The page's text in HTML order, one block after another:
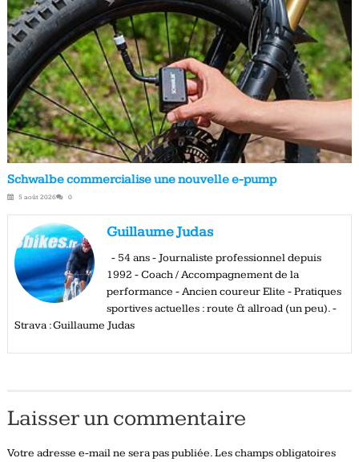
Schwalbe commercialise une nouvelle e-pump
5 août 2026 0
Guillaume Judas
- 54 ans - Journaliste professionnel depuis
1992 - Coach / Accompagnement de la
performance - Ancien coureur Elite - Pratiques
sportives actuelles : route & allroad (un peu). -
Strava : Guillaume Judas
Laisser un commentaire
Votre adresse e-mail ne sera pas publiée.Les champs obligatoires